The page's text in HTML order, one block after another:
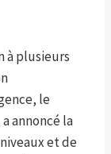
à plusieurs
le
annoncé la
et de